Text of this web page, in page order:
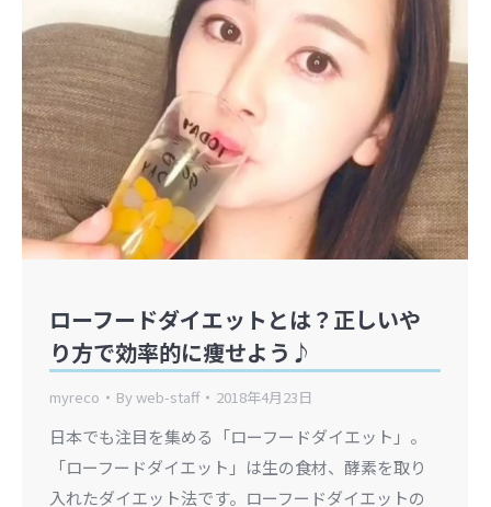
ローフードダイエットとは？正しいや
り方で効率的に痩せよう♪
myreco Byweb-staff 2018年4月23日
日本でも注目を集める「ローフードダイエット」。
「ローフードダイエット」は生の食材、酵素を取り
入れたダイエット法です。ローフードダイエットの